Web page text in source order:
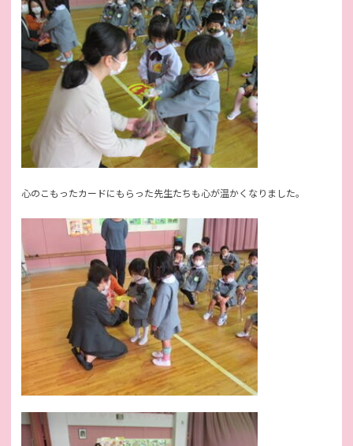
心のこもったカードにもらった先生たちも心が温かくなりました。